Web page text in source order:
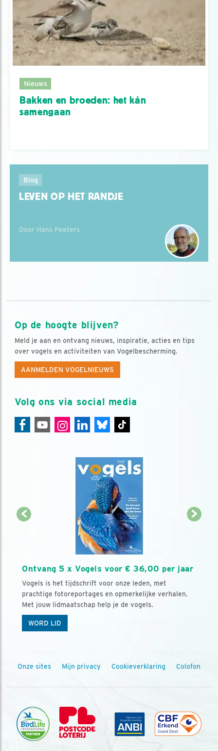
Nieuws
Bakken en broeden: het kán
samengaan
Blog
LEVEN OP HET RANDJE
Door Hans Peeters
Op de hoogte blijven?
Meld je aan en ontvang nieuws, inspiratie, acties en tips
over vogels en activiteiten van Vogelbescherming.
AANMELDEN VOGELNIEUWS
Volg ons via social media
Ontvang 5 x Vogels voor € 36,00 per jaar
Vogels is het tijdschrift voor onze leden, met
prachtige fotoreportages en opmerkelijke verhalen.
Met jouw lidmaatschap help je de vogels.
WORD LID
Onze sites Mijn privacy Cookieverklaring Colofon